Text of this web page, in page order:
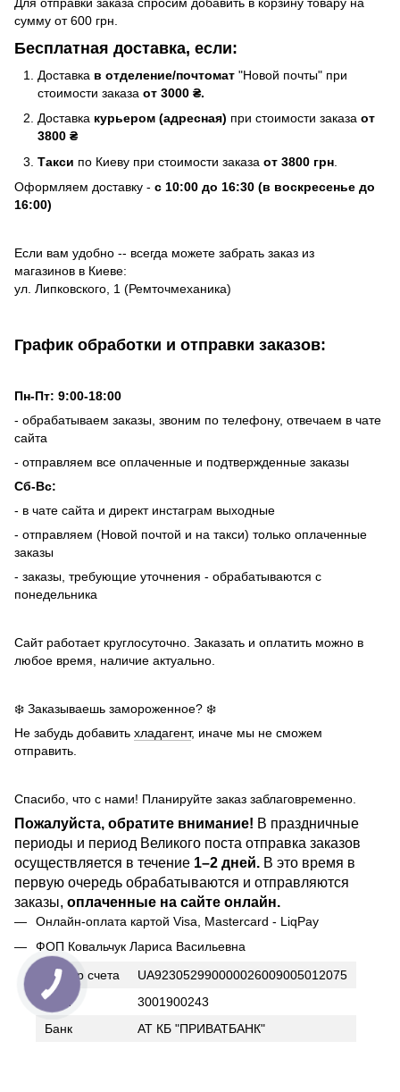
сумму от 600 грн.
Бесплатная доставка, если:
Доставка в отделение/почтомат "Новой почты" при
стоимости заказа от 3000 ₴.
Доставка курьером (адресная) при стоимости заказа от
3800 ₴
Такси по Киеву при стоимости заказа от 3800 грн
Оформляем доставку - с 10:00 до 16:30 (в воскресенье до
16:00)
Если вам удобно -- всегда можете забрать заказ из
магазинов в Киеве:
ул. Липковского, 1 (Ремточмеханика)
График обработки и отправки заказов:
Пн-Пт: 9:00-18:00
- обрабатываем заказы, звоним по телефону, отвечаем в чате
сайта
- отправляем все оплаченные и подтвержденные заказы
Сб-Вс:
- в чате сайта и директ инстаграм выходные
- отправляем (Новой почтой и на такси) только оплаченные
заказы
- заказы, требующие уточнения - обрабатываются с
понедельника
Сайт работает круглосуточно. Заказать и оплатить можно в
любое время, наличие актуально.
❄️ Заказываешь замороженное? ❄️
Не забудь добавить хладагент, иначе мы не сможем
отправить.
Спасибо, что с нами! Планируйте заказ заблаговременно.
Пожалуйста, обратите внимание! В праздничные
периоды и период Великого поста отправка заказов
осуществляется в течение 1–2 дней. В это время в
первую очередь обрабатываются и отправляются
заказы, оплаченные на сайте онлайн.
Онлайн-оплата картой Visa, Mastercard - LiqPay
ФОП Ковальчук Лариса Васильевна
Номер счета
UA923052990000026009005012075
ИНН
3001900243
Банк
АТ КБ "ПРИВАТБАНК"